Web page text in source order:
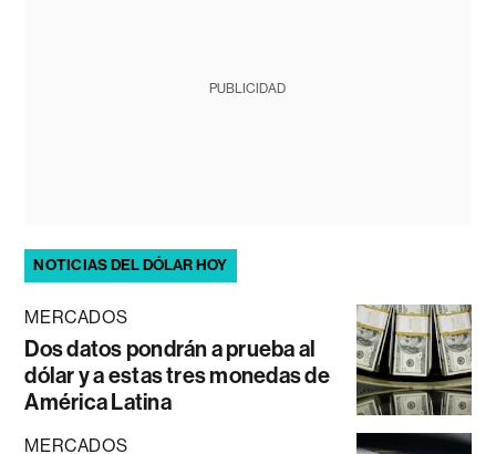
PUBLICIDAD
NOTICIAS DEL DÓLAR HOY
MERCADOS
Dos datos pondrán a prueba al
dólar y a estas tres monedas de
América Latina
MERCADOS